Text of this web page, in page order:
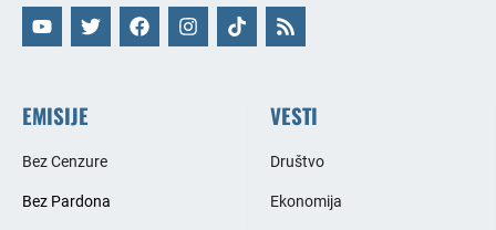
EMISIJE
Bez Cenzure
Bez Pardona
VESTI
Društvo
Ekonomija